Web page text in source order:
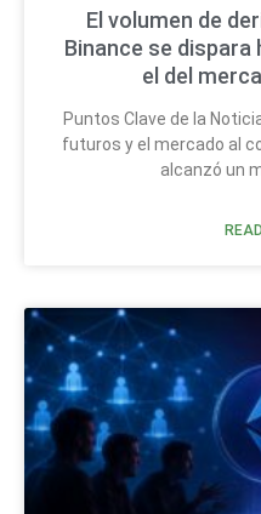
El volumen de
Binance se
el del
Puntos Clave de la
futuros y el mercado al
alcanzó un